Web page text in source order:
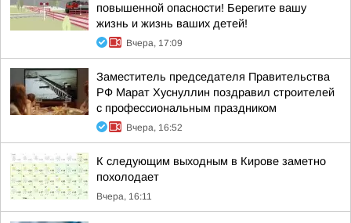
повышенной опасности! Берегите вашу
жизнь и жизнь ваших детей!
Вчера, 17:09
Заместитель председателя Правительства
РФ Марат Хуснуллин поздравил строителей
с профессиональным праздником
Вчера, 16:52
К следующим выходным в Кирове заметно
похолодает
Вчера, 16:11